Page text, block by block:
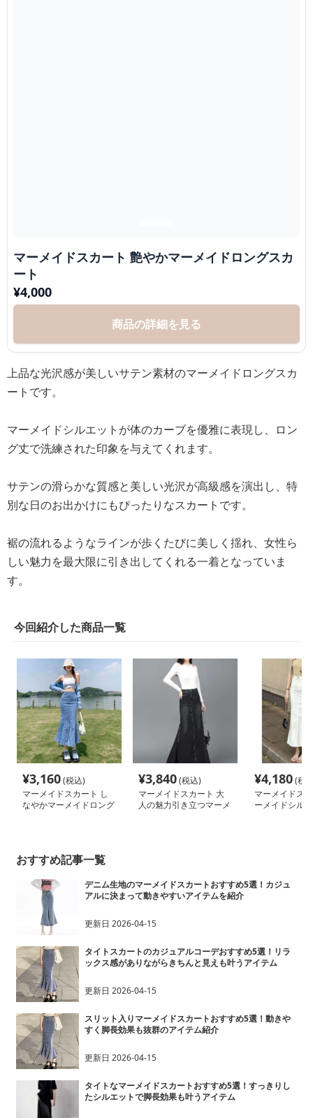
マーメイドスカート 艶やかマーメイドロングスカ
ート
¥4,000
商品の詳細を見る
上品な光沢感が美しいサテン素材のマーメイドロングスカ
ートです。
マーメイドシルエットが体のカーブを優雅に表現し、ロン
グ丈で洗練された印象を与えてくれます。
サテンの滑らかな質感と美しい光沢が高級感を演出し、特
別な日のお出かけにもぴったりなスカートです。
裾の流れるようなラインが歩くたびに美しく揺れ、女性ら
しい魅力を最大限に引き出してくれる一着となっていま
す。
今回紹介した商品一覧
¥3,160(税込)
マーメイドスカート し
なやかマーメイドロング
¥3,840(税込)
マーメイドスカート 大
人の魅力引き立つマーメ
¥4,180(税
マーメイドス
ーメイドシル
おすすめ記事一覧
デニム生地のマーメイドスカートおすすめ5選！カジュ
アルに決まって動きやすいアイテムを紹介
更新日 2026-04-15
タイトスカートのカジュアルコーデおすすめ5選！リラ
ックス感がありながらきちんと見えも叶うアイテム
更新日 2026-04-15
スリット入りマーメイドスカートおすすめ5選！動きや
すく脚長効果も抜群のアイテム紹介
更新日 2026-04-15
タイトなマーメイドスカートおすすめ5選！すっきりし
たシルエットで脚長効果も叶うアイテム